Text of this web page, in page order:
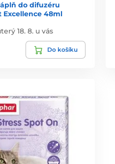
do difuzéru
Excellence 48ml
18. 8. u vás
Do košíku